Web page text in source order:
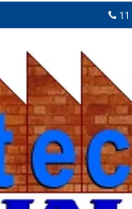
11